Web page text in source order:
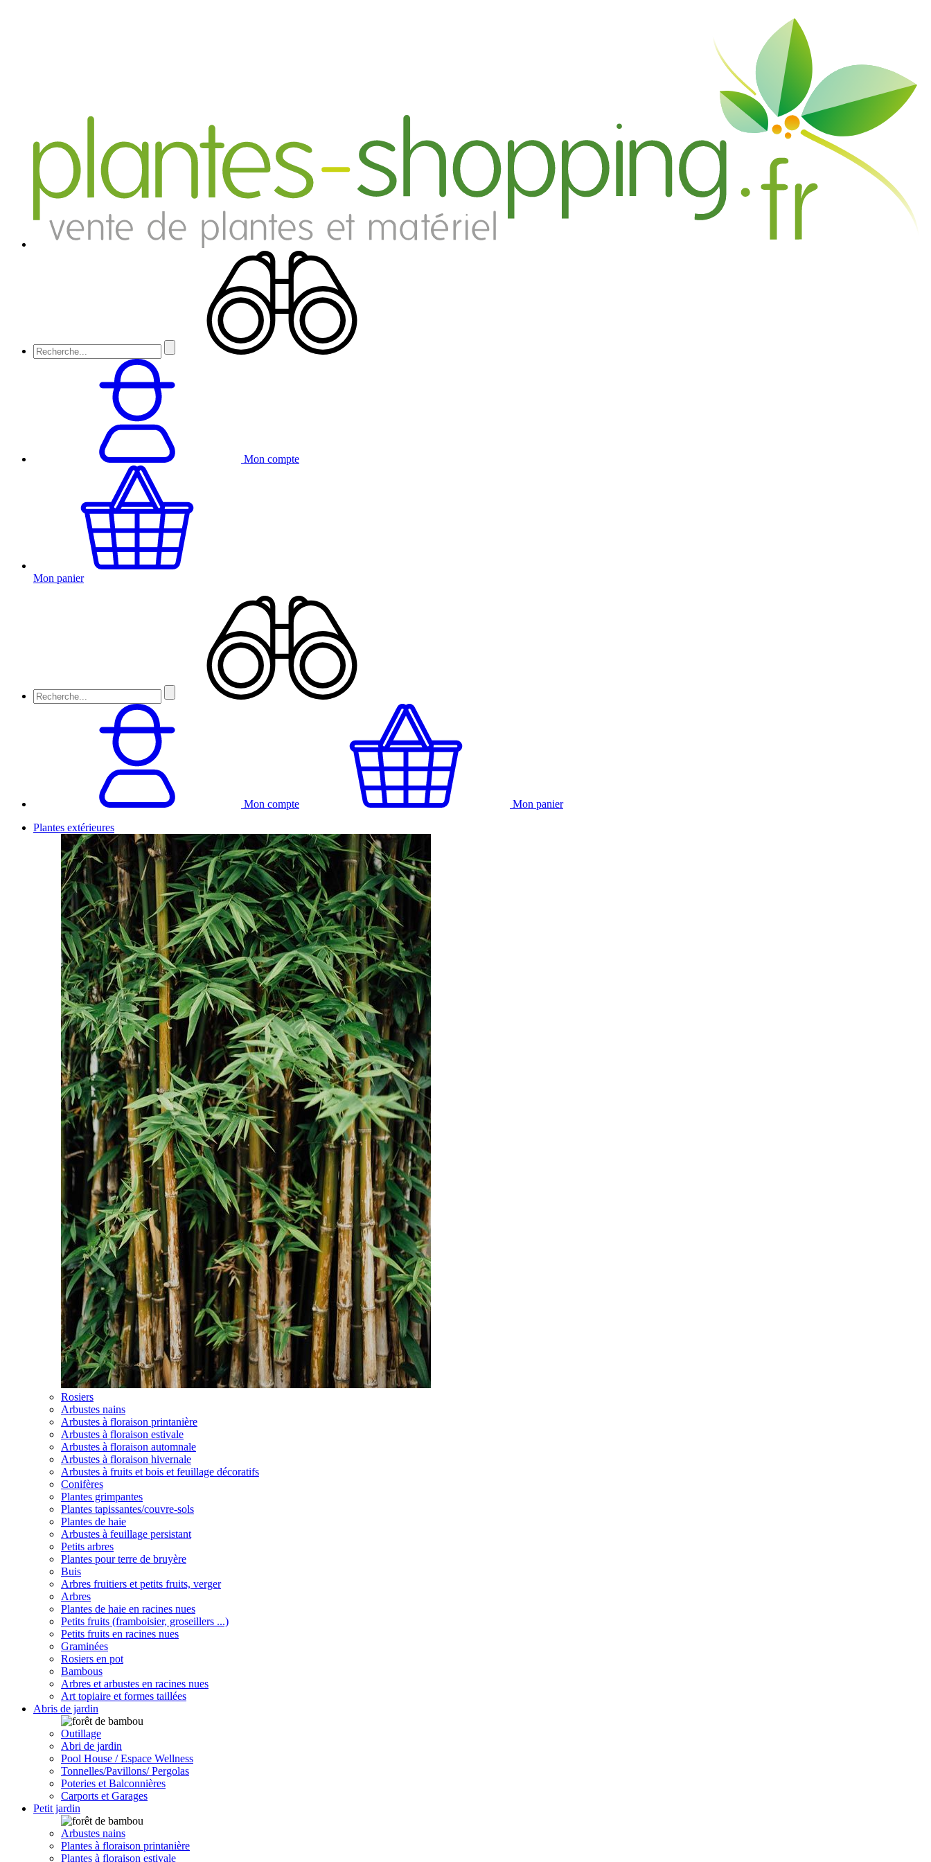
Mon compte
Mon panier
Mon compte
Mon panier
Plantes extérieures
Rosiers
Arbustes nains
Arbustes à floraison printanière
Arbustes à floraison estivale
Arbustes à floraison automnale
Arbustes à floraison hivernale
Arbustes à fruits et bois et feuillage décoratifs
Conifères
Plantes grimpantes
Plantes tapissantes/couvre-sols
Plantes de haie
Arbustes à feuillage persistant
Petits arbres
Plantes pour terre de bruyère
Buis
Arbres fruitiers et petits fruits, verger
Arbres
Plantes de haie en racines nues
Petits fruits (framboisier, groseillers ...)
Petits fruits en racines nues
Graminées
Rosiers en pot
Bambous
Arbres et arbustes en racines nues
Art topiaire et formes taillées
Abris de jardin
Outillage
Abri de jardin
Pool House / Espace Wellness
Tonnelles/Pavillons/ Pergolas
Poteries et Balconnières
Carports et Garages
Petit jardin
Arbustes nains
Plantes à floraison printanière
Plantes à floraison estivale